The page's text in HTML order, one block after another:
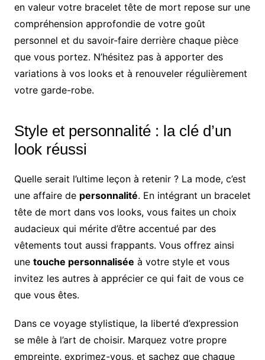
en valeur votre bracelet tête de mort repose sur une
compréhension approfondie de votre goût
personnel et du savoir-faire derrière chaque pièce
que vous portez. N’hésitez pas à apporter des
variations à vos looks et à renouveler régulièrement
votre garde-robe.
Style et personnalité : la clé d’un
look réussi
Quelle serait l’ultime leçon à retenir ? La mode, c’est
une affaire de personnalité. En intégrant un bracelet
tête de mort dans vos looks, vous faites un choix
audacieux qui mérite d’être accentué par des
vêtements tout aussi frappants. Vous offrez ainsi
une touche personnalisée à votre style et vous
invitez les autres à apprécier ce qui fait de vous ce
que vous êtes.
Dans ce voyage stylistique, la liberté d’expression
se mêle à l’art de choisir. Marquez votre propre
empreinte, exprimez-vous, et sachez que chaque